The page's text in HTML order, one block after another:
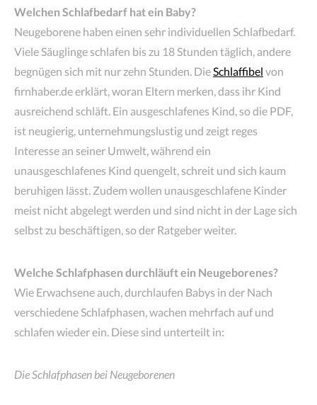
Welchen Schlafbedarf hat ein Baby?
Neugeborene haben einen sehr individuellen Schlafbedarf.
Viele Säuglinge schlafen bis zu 18 Stunden täglich, andere
begnügen sich mit nur zehn Stunden. DieSchlaffibel von
firnhaber.de erklärt, woran Eltern merken, dass ihr Kind
ausreichend schläft. Ein ausgeschlafenes Kind, so die PDF,
ist neugierig, unternehmungslustig und zeigt reges
Interesse an seiner Umwelt, während ein
unausgeschlafenes Kind quengelt, schreit und sich kaum
beruhigen lässt. Zudem wollen unausgeschlafene Kinder
meist nicht abgelegt werden und sind nicht in der Lage sich
selbst zu beschäftigen, so der Ratgeber weiter.
Welche Schlafphasen durchläuft ein Neugeborenes?
Wie Erwachsene auch, durchlaufen Babys in der Nach
verschiedene Schlafphasen, wachen mehrfach auf und
schlafen wieder ein. Diese sind unterteilt in:
Die Schlafphasen bei Neugeborenen